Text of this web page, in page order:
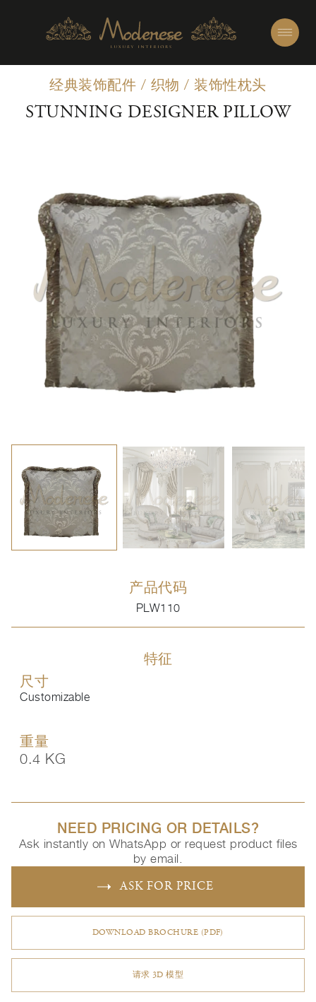
经典装饰配件 / 织物 /装饰性枕头
STUNNING DESIGNER PILLOW
产品代码
PLW110
特征
尺寸
Customizable
重量
0.4 KG
NEED PRICING OR DETAILS?
Ask instantly on WhatsApp or request product files
by email.
ASK FOR PRICE
DOWNLOAD BROCHURE (PDF)
请求 3D 模型